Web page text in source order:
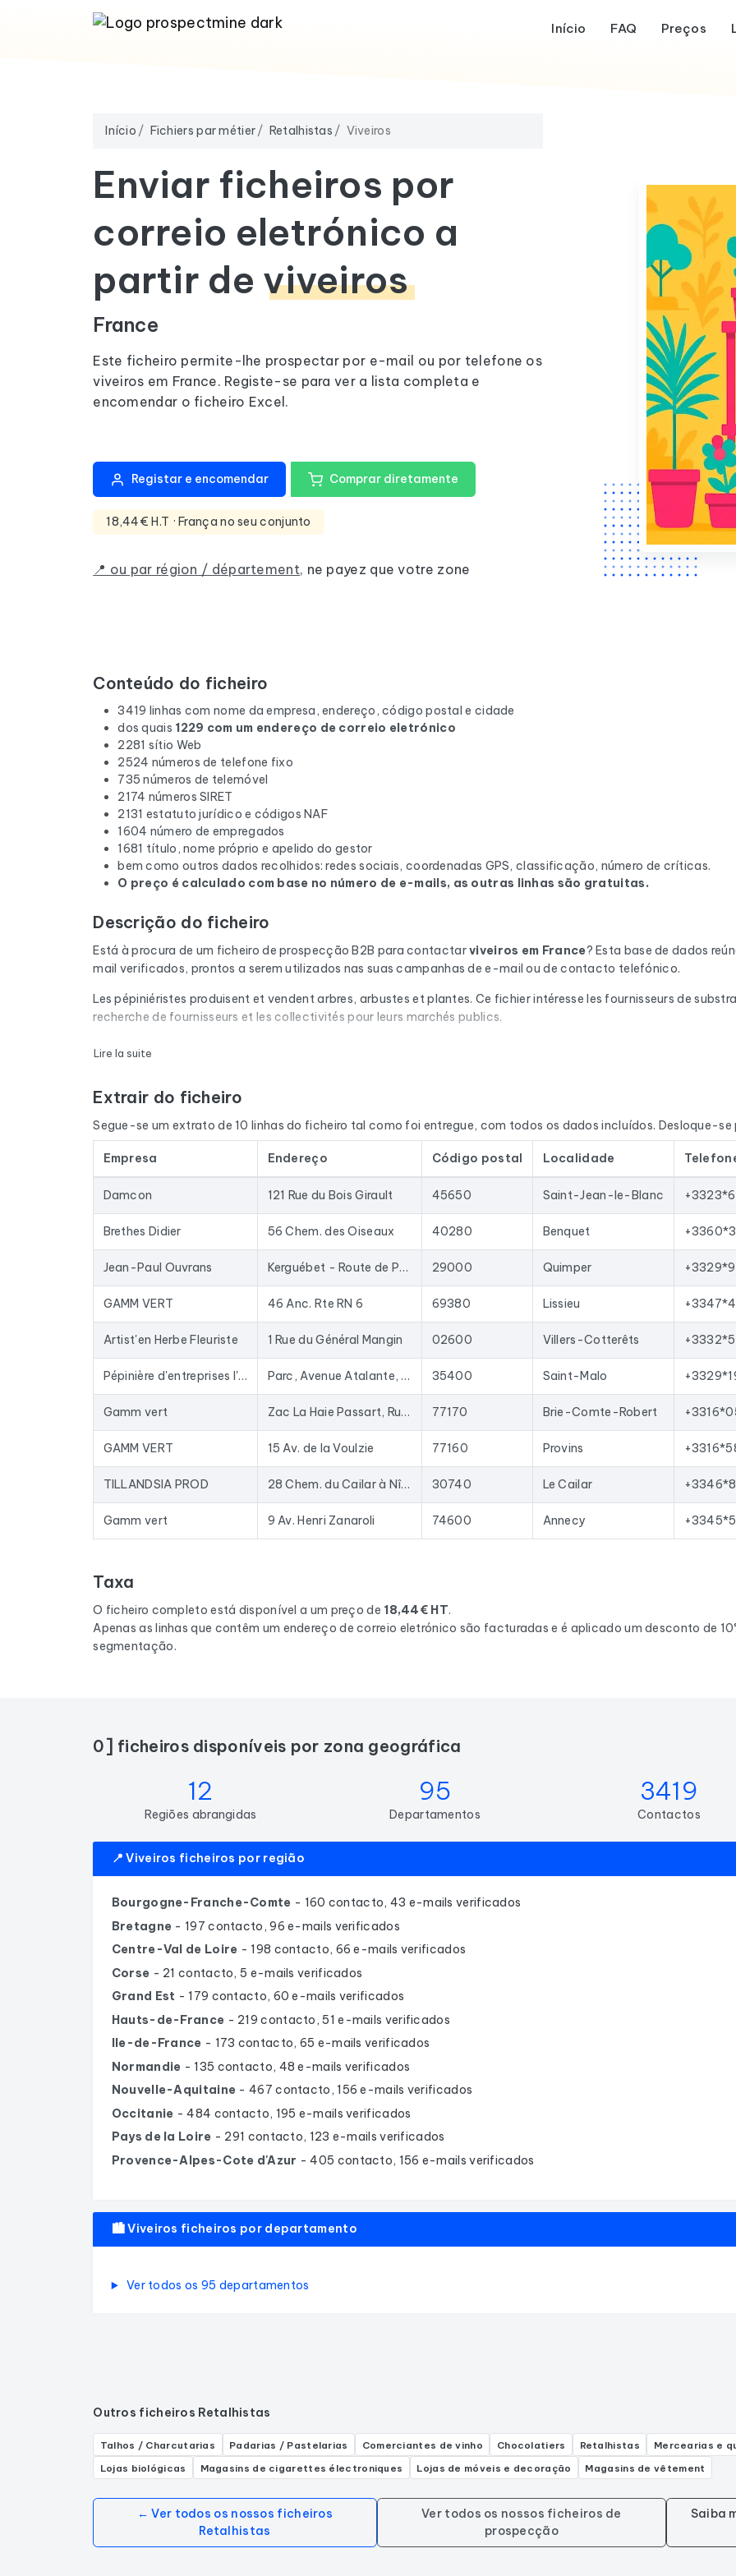
Início FAQ Preços
Início Fichiers par métier Retalhistas Viveiros
Enviar ficheiros por
correio eletrónico a
partir de viveiros
France
Este ficheiro permite-lhe prospectar por e-mail ou por telefone os
viveiros em France. Registe-se para ver a lista completa e
encomendar o ficheiro Excel.
Registar e encomendar Comprar diretamente
18,44€ H.T · França no seu conjunto
📍 ou par région / département, ne payez que votre zone
Conteúdo do ficheiro
3419 linhas com nome da empresa, endereço, código postal e cidade
dos quais 1229 com um endereço de correio eletrónico
2281 sítio Web
2524 números de telefone fixo
735 números de telemóvel
2174 números SIRET
2131 estatuto jurídico e códigos NAF
1604 número de empregados
1681 título, nome próprio e apelido do gestor
bem como outros dados recolhidos: redes sociais, coordenadas GPS, classificação, número de críticas.
O preço é calculado com base no número de e-mails, as outras linhas são gratuitas.
Descrição do ficheiro
Está à procura de um ficheiro de prospecção B2B para contactarviveiros em France? Esta base de dados
mail verificados, prontos a serem utilizados nas suas campanhas de e-mail ou de contacto telefónico.
Les pépiniéristes produisent et vendent arbres, arbustes et plantes. Ce fichier intéresse les fournisseurs de
recherche de fournisseurs et les collectivités pour leurs marchés publics.
Cada e-mail da lista é submetido a uma verificação automática através do Cleanmylist.email antes de ser
O ficheiro não se limita aos endereços de e-mail. Para cada empresa, tem à sua disposição a morada postal
e o nome do dirigente, através de um cruzamento com fontes oficiais (ficheiro Sirène do INSEE, Repertório
Os dados são extraídos do Google Maps e atualizados regularmente. Este ficheiro foi atualizado em 15/07/
armazenados numa base de dados há anos: as empresas encerradas são removidas a cada atualização e as
enriquecer o seu CRM com dados atualizados. O formato Excel permite a importação direta para a maioria
mail existentes no mercado.
Para compilar este ficheiro, recolhemos todos os resultados correspondentes às seguintes
Lire la suite
Extrair do ficheiro
Segue-se um extrato de 10 linhas do ficheiro tal como foi entregue, com todos os dados incluídos. Desloque-
Empresa Endereço Código postal Localidade
Damcon 121 Rue du Bois Girault 45650 Saint-Jean-le-Blanc
Brethes Didier 56 Chem. des Oiseaux 40280 Benquet
Jean-Paul Ouvrans Kerguébet - Route de Pouldreuzic, Pluguffan 29000 Quimper
GAMM VERT 46 Anc. Rte RN 6 69380 Lissieu
Artist'en Herbe Fleuriste 1 Rue du Général Mangin 02600 Villers-Cotterêts
Pépinière d'entreprises l'Odyssée (Saint-Malo Agglomération) Parc, Avenue Atalante, 7 All. Métis 35400 Saint-Malo
Gamm vert Zac La Haie Passart, Rue Galilée 77170 Brie-Comte-Robert
GAMM VERT 15 Av. de la Voulzie 77160 Provins
TILLANDSIA PROD 28 Chem. du Cailar à Nîmes 30740 Le Cailar
Gamm vert 9 Av. Henri Zanaroli 74600 Annecy
Taxa
O ficheiro completo está disponível a um preço de 18,44€ HT.
Apenas as linhas que contêm um endereço de correio eletrónico são facturadas e é aplicado um desconto de
segmentação.
0] ficheiros disponíveis por zona geográfica
12
Regiões abrangidas
95
Departamentos
3419
Contactos
📍 Viveiros ficheiros por região
Bourgogne-Franche-Comte - 160 contacto, 43 e-mails verificados
Bretagne - 197 contacto, 96 e-mails verificados
Centre-Val de Loire - 198 contacto, 66 e-mails verificados
Corse - 21 contacto, 5 e-mails verificados
Grand Est - 179 contacto, 60 e-mails verificados
Hauts-de-France - 219 contacto, 51 e-mails verificados
Ile-de-France - 173 contacto, 65 e-mails verificados
Normandie - 135 contacto, 48 e-mails verificados
Nouvelle-Aquitaine - 467 contacto, 156 e-mails verificados
Occitanie - 484 contacto, 195 e-mails verificados
Pays de la Loire - 291 contacto, 123 e-mails verificados
Provence-Alpes-Cote d'Azur - 405 contacto, 156 e-mails verificados
🏙️ Viveiros ficheiros por departamento
Ver todos os 95 departamentos
Outros ficheiros Retalhistas
Talhos / Charcutarias Padarias / Pastelarias Comerciantes de vinho Chocolatiers Retalhistas Mercearias e
Lojas biológicas
Magasins de cigarettes électroniques Lojas de móveis e decoração Magasins de vêtement
← Ver todos os nossos ficheiros
Retalhistas
Ver todos os nossos ficheiros de
prospecção
Saiba